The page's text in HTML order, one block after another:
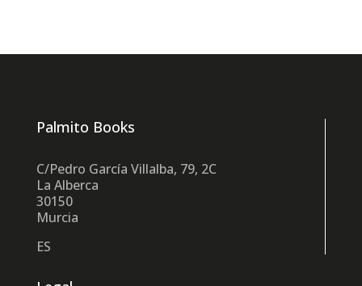
Palmito Books
C/Pedro García Villalba, 79, 2C
La Alberca
30150
Murcia
ES